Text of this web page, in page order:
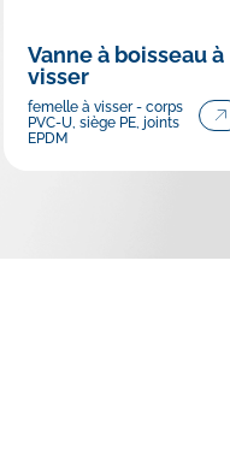
Vanne à boisseau à
visser
femelle à visser - corps
PVC-U, siège PE, joints
EPDM